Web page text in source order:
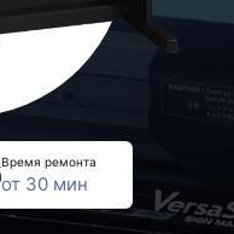
Время ремонта
от 30 мин